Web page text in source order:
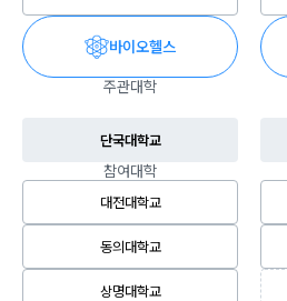
바이오헬스
주관대학
단국대학교
참여대학
대전대학교
동의대학교
상명대학교